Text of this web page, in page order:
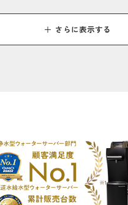
さらに表示する